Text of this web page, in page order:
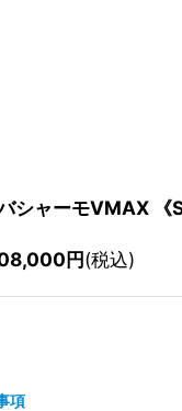
バシャーモVMAX
円(税込)
項